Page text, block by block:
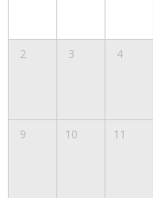
2 3 4
9 10 11